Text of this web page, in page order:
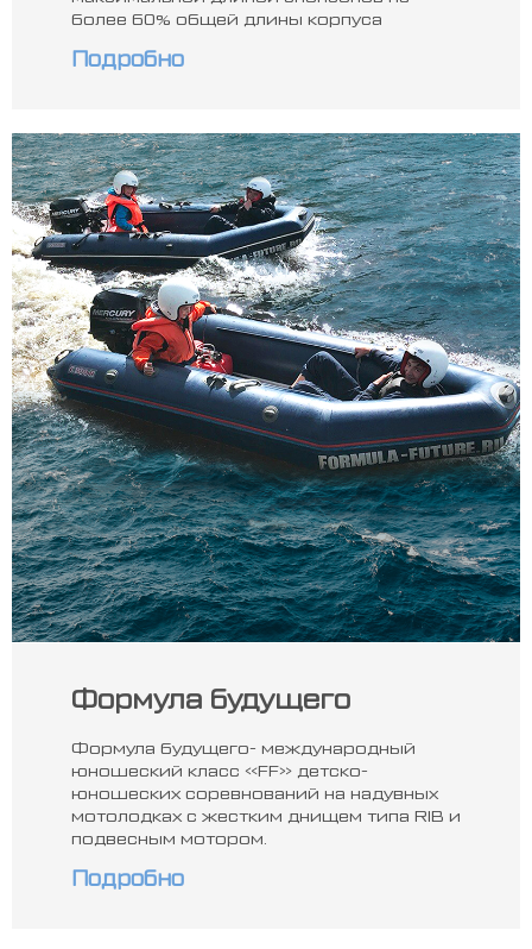
более 60% общей длины корпуса
Подробно
Формула будущего
Формула будущего- международный
юношеский класс «FF» детско-
юношеских соревнований на надувных
мотолодках с жестким днищем типа RIB и
подвесным мотором.
Подробно